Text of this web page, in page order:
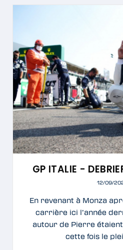
GP ITALIE -
12/09/
En revenant à Monza
carrière ici l’année
autour de Pierre
cette fois le